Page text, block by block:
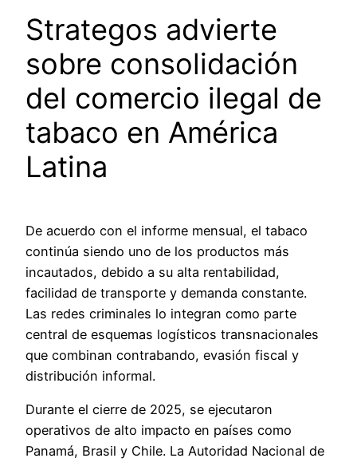
Strategos advierte
sobre consolidación
del comercio ilegal de
tabaco en América
Latina
De acuerdo con el informe mensual, el tabaco
continúa siendo uno de los productos más
incautados, debido a su alta rentabilidad,
facilidad de transporte y demanda constante.
Las redes criminales lo integran como parte
central de esquemas logísticos transnacionales
que combinan contrabando, evasión fiscal y
distribución informal.
Durante el cierre de 2025, se ejecutaron
operativos de alto impacto en países como
Panamá, Brasil y Chile. La Autoridad Nacional de